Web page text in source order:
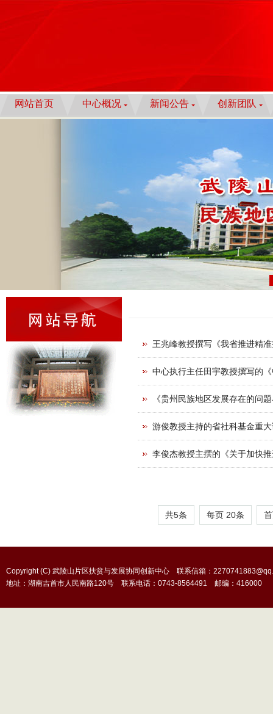
网站首页 中心概况 新闻公告 创新团队
王兆峰教授撰写《我省推进精
中心执行主任田宇教授撰写的
《贵州民族地区发展存在的问
游俊教授主持的省社科基金重
李俊杰教授主撰的《关于加快
共5条 每页 20条
Copyright (C) 武陵山片区扶贫与发展协同创新中心 联系信箱：
地址：湖南吉首市人民南路120号 联系电话：0743-8564491 邮编：416000